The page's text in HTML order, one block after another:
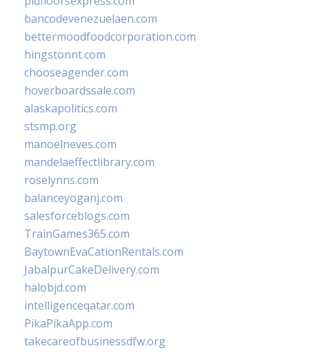
bancodevenezuelaen.com
bettermoodfoodcorporation.com
hingstonnt.com
chooseagender.com
hoverboardssale.com
alaskapolitics.com
stsmp.org
manoelneves.com
mandelaeffectlibrary.com
roselynns.com
balanceyoganj.com
salesforceblogs.com
TrainGames365.com
BaytownEvaCationRentals.com
JabalpurCakeDelivery.com
halobjd.com
intelligenceqatar.com
PikaPikaApp.com
takecareofbusinessdfw.org